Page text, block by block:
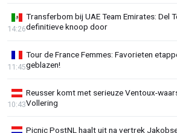
Transferbom bij UAE Team Emirates: Del
definitieve knoop door
14:26
Tour de France Femmes: Favorieten
geblazen!
11:45
Reusser komt met serieuze Ventoux-
Vollering
10:43
Picnic PostNL haalt uit na vertrek